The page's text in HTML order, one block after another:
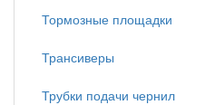
Тормозные площадки
Трансиверы
Трубки подачи чернил